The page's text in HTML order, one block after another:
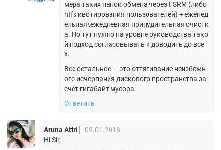
мера таких папок обмена через FSRM (либо
ntfs квотирования пользователей) + еженед
ельная\ежедневная принудительная очистк
а. Но тут нужно на уровне руководства тако
й подход согласовывать и доводить до все
х.
Все остальное — это оттягивание неизбежн
ого исчерпания дискового пространства за
счет гигабайт мусора.
Ответить
Aruna Attri
09.01.2018
Hi Sir,